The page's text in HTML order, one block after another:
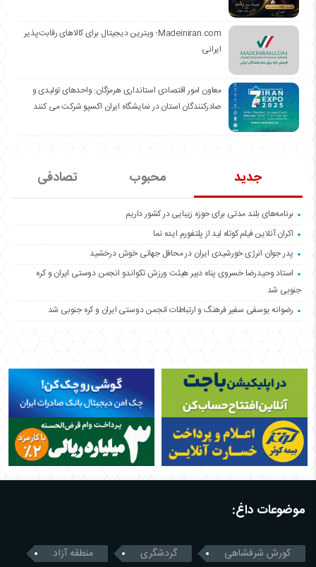
Madeiniran.com؛ ویترین دیجیتال برای کالاهای رقابت‌پذیر
ایرانی
معاون امور اقتصادی استانداری هرمزگان: واحدهای تولیدی و
صادرکنندگان استان در نمایشگاه ایران اکسپو شرکت می کنند
جدید محبوب تصادفی
برنامه‌های بلند مدتی برای حوزه زیبایی در کشور داریم
اکران آنلاین فیلم کوتاه لید از پلتفورم ایده نما
پدر جوان انرژی خورشیدی ایران در محافل جهانی خوش درخشید
استاد وحیدرضا خسروی پناه دبیر هیئت ورزش تکواندو انجمن دوستی ایران و کره
جنوبی شد
رضوانه یوسفی سفیر فرهنگ و ارتباطات انجمن دوستی ایران و کره جنوبی شد
موضوعات داغ:
کورش شرفشاهی گردشگری منطقه آزاد